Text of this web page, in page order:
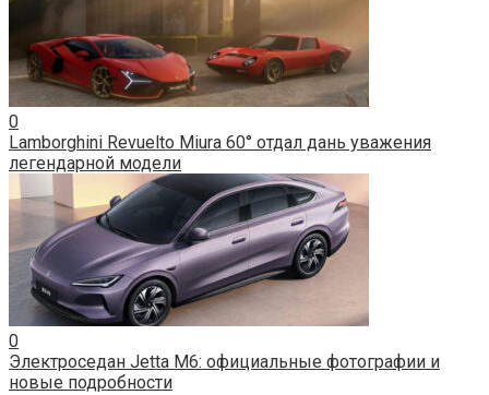
0
Lamborghini Revuelto Miura 60° отдал дань уважения
легендарной модели
0
Электроседан Jetta M6: официальные фотографии и
новые подробности